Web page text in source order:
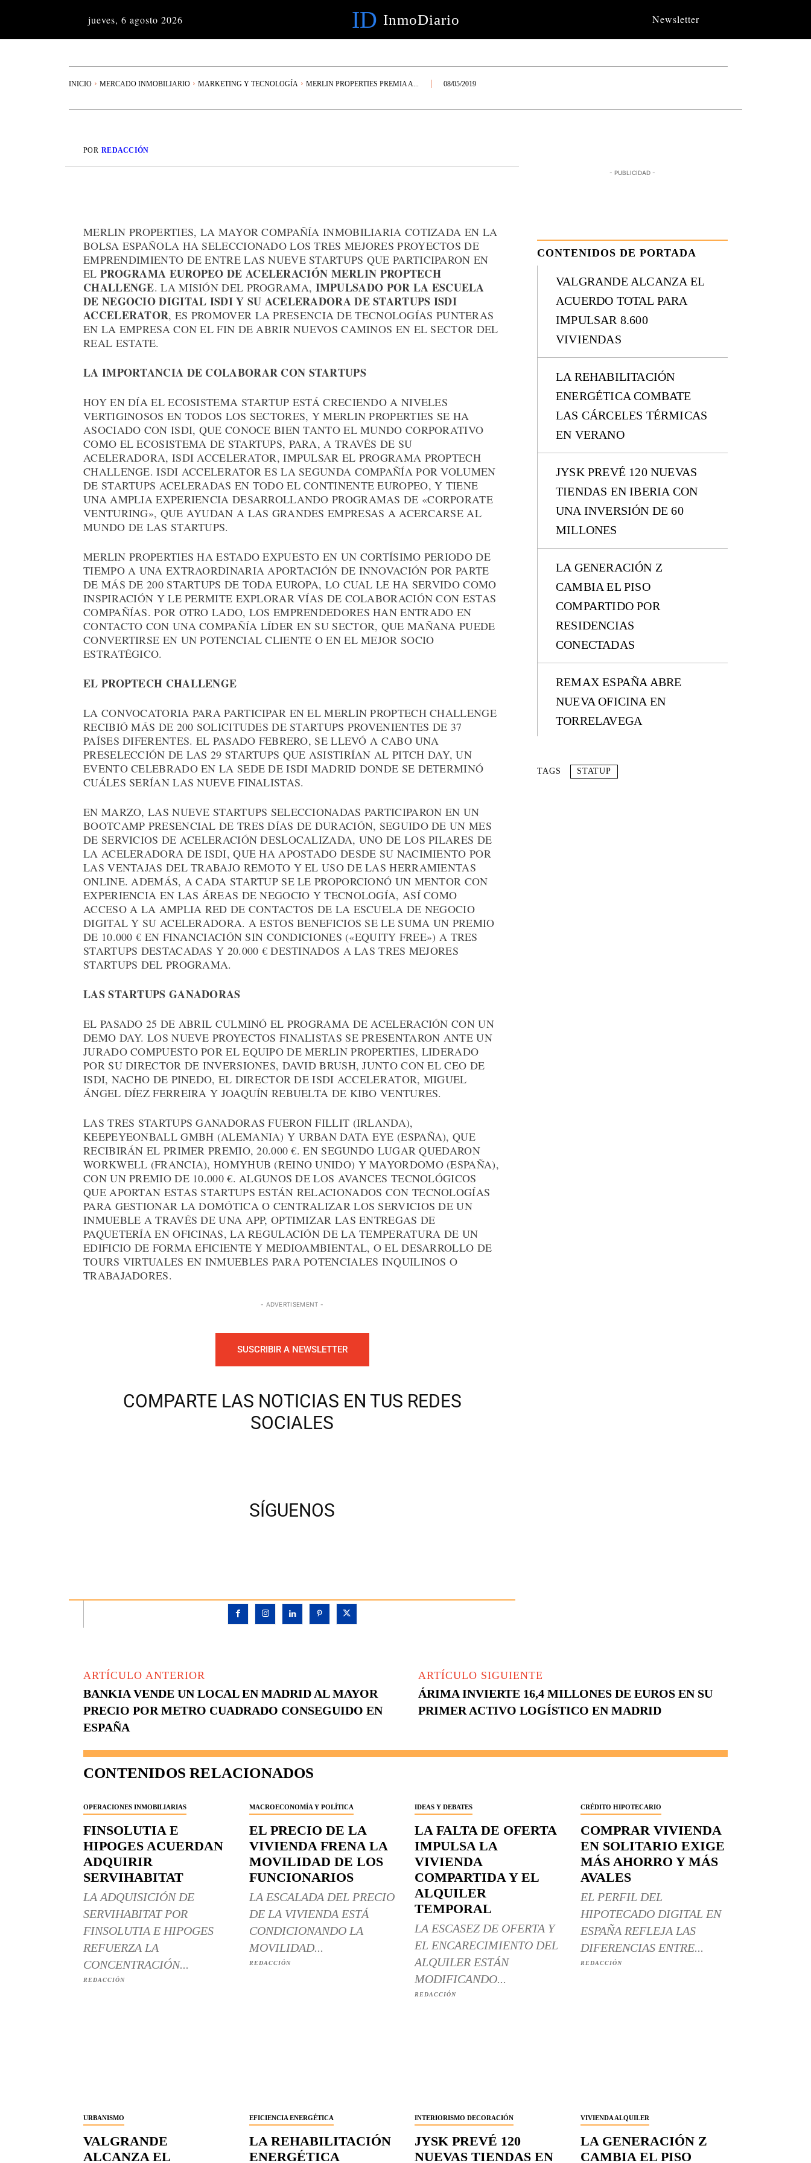
jueves, 6 agosto 2026 ID InmoDiario Newsletter
INICIO MERCADO INMOBILIARIO MARKETING Y TECNOLOGÍA MERLIN PROPERTIES PREMIA A... 08/05/2019
POR REDACCIÓN
MERLIN PROPERTIES, LA MAYOR COMPAÑÍA INMOBILIARIA COTIZADA EN LA
BOLSA ESPAÑOLA HA SELECCIONADO LOS TRES MEJORES PROYECTOS DE
EMPRENDIMIENTO DE ENTRE LAS NUEVE STARTUPS QUE PARTICIPARON EN
EL PROGRAMA EUROPEO DE ACELERACIÓN MERLIN PROPTECH
CHALLENGE. LA MISIÓN DEL PROGRAMA, IMPULSADO POR LA ESCUELA
DE NEGOCIO DIGITAL ISDI Y SU ACELERADORA DE STARTUPS ISDI
ACCELERATOR, ES PROMOVER LA PRESENCIA DE TECNOLOGÍAS PUNTERAS
EN LA EMPRESA CON EL FIN DE ABRIR NUEVOS CAMINOS EN EL SECTOR DEL
REAL ESTATE.
LA IMPORTANCIA DE COLABORAR CON STARTUPS
HOY EN DÍA EL ECOSISTEMA STARTUP ESTÁ CRECIENDO A NIVELES
VERTIGINOSOS EN TODOS LOS SECTORES, Y MERLIN PROPERTIES SE HA
ASOCIADO CON ISDI, QUE CONOCE BIEN TANTO EL MUNDO CORPORATIVO
COMO EL ECOSISTEMA DE STARTUPS, PARA, A TRAVÉS DE SU
ACELERADORA, ISDI ACCELERATOR, IMPULSAR EL PROGRAMA PROPTECH
CHALLENGE. ISDI ACCELERATOR ES LA SEGUNDA COMPAÑÍA POR VOLUMEN
DE STARTUPS ACELERADAS EN TODO EL CONTINENTE EUROPEO, Y TIENE
UNA AMPLIA EXPERIENCIA DESARROLLANDO PROGRAMAS DE «CORPORATE
VENTURING», QUE AYUDAN A LAS GRANDES EMPRESAS A ACERCARSE AL
MUNDO DE LAS STARTUPS.
MERLIN PROPERTIES HA ESTADO EXPUESTO EN UN CORTÍSIMO PERIODO DE
TIEMPO A UNA EXTRAORDINARIA APORTACIÓN DE INNOVACIÓN POR PARTE
DE MÁS DE 200 STARTUPS DE TODA EUROPA, LO CUAL LE HA SERVIDO COMO
INSPIRACIÓN Y LE PERMITE EXPLORAR VÍAS DE COLABORACIÓN CON ESTAS
COMPAÑÍAS. POR OTRO LADO, LOS EMPRENDEDORES HAN ENTRADO EN
CONTACTO CON UNA COMPAÑÍA LÍDER EN SU SECTOR, QUE MAÑANA PUEDE
CONVERTIRSE EN UN POTENCIAL CLIENTE O EN EL MEJOR SOCIO
ESTRATÉGICO.
EL PROPTECH CHALLENGE
LA CONVOCATORIA PARA PARTICIPAR EN EL MERLIN PROPTECH CHALLENGE
RECIBIÓ MÁS DE 200 SOLICITUDES DE STARTUPS PROVENIENTES DE 37
PAÍSES DIFERENTES. EL PASADO FEBRERO, SE LLEVÓ A CABO UNA
PRESELECCIÓN DE LAS 29 STARTUPS QUE ASISTIRÍAN AL PITCH DAY, UN
EVENTO CELEBRADO EN LA SEDE DE ISDI MADRID DONDE SE DETERMINÓ
CUÁLES SERÍAN LAS NUEVE FINALISTAS.
EN MARZO, LAS NUEVE STARTUPS SELECCIONADAS PARTICIPARON EN UN
BOOTCAMP PRESENCIAL DE TRES DÍAS DE DURACIÓN, SEGUIDO DE UN MES
DE SERVICIOS DE ACELERACIÓN DESLOCALIZADA, UNO DE LOS PILARES DE
LA ACELERADORA DE ISDI, QUE HA APOSTADO DESDE SU NACIMIENTO POR
LAS VENTAJAS DEL TRABAJO REMOTO Y EL USO DE LAS HERRAMIENTAS
ONLINE. ADEMÁS, A CADA STARTUP SE LE PROPORCIONÓ UN MENTOR CON
EXPERIENCIA EN LAS ÁREAS DE NEGOCIO Y TECNOLOGÍA, ASÍ COMO
ACCESO A LA AMPLIA RED DE CONTACTOS DE LA ESCUELA DE NEGOCIO
DIGITAL Y SU ACELERADORA. A ESTOS BENEFICIOS SE LE SUMA UN PREMIO
DE 10.000 € EN FINANCIACIÓN SIN CONDICIONES («EQUITY FREE») A TRES
STARTUPS DESTACADAS Y 20.000 € DESTINADOS A LAS TRES MEJORES
STARTUPS DEL PROGRAMA.
LAS STARTUPS GANADORAS
EL PASADO 25 DE ABRIL CULMINÓ EL PROGRAMA DE ACELERACIÓN CON UN
DEMO DAY. LOS NUEVE PROYECTOS FINALISTAS SE PRESENTARON ANTE UN
JURADO COMPUESTO POR EL EQUIPO DE MERLIN PROPERTIES, LIDERADO
POR SU DIRECTOR DE INVERSIONES, DAVID BRUSH, JUNTO CON EL CEO DE
ISDI, NACHO DE PINEDO, EL DIRECTOR DE ISDI ACCELERATOR, MIGUEL
ÁNGEL DÍEZ FERREIRA Y JOAQUÍN REBUELTA DE KIBO VENTURES.
LAS TRES STARTUPS GANADORAS FUERON FILLIT (IRLANDA),
KEEPEYEONBALL GMBH (ALEMANIA) Y URBAN DATA EYE (ESPAÑA), QUE
RECIBIRÁN EL PRIMER PREMIO, 20.000 €. EN SEGUNDO LUGAR QUEDARON
WORKWELL (FRANCIA), HOMYHUB (REINO UNIDO) Y MAYORDOMO (ESPAÑA),
CON UN PREMIO DE 10.000 €. ALGUNOS DE LOS AVANCES TECNOLÓGICOS
QUE APORTAN ESTAS STARTUPS ESTÁN RELACIONADOS CON TECNOLOGÍAS
PARA GESTIONAR LA DOMÓTICA O CENTRALIZAR LOS SERVICIOS DE UN
INMUEBLE A TRAVÉS DE UNA APP, OPTIMIZAR LAS ENTREGAS DE
PAQUETERÍA EN OFICINAS, LA REGULACIÓN DE LA TEMPERATURA DE UN
EDIFICIO DE FORMA EFICIENTE Y MEDIOAMBIENTAL, O EL DESARROLLO DE
TOURS VIRTUALES EN INMUEBLES PARA POTENCIALES INQUILINOS O
TRABAJADORES.
- ADVERTISEMENT -
SUSCRIBIR A NEWSLETTER
COMPARTE LAS NOTICIAS EN TUS REDES
SOCIALES
SÍGUENOS
- PUBLICIDAD -
CONTENIDOS DE PORTADA
VALGRANDE ALCANZA EL
ACUERDO TOTAL PARA
IMPULSAR 8.600
VIVIENDAS
LA REHABILITACIÓN
ENERGÉTICA COMBATE
LAS CÁRCELES TÉRMICAS
EN VERANO
JYSK PREVÉ 120 NUEVAS
TIENDAS EN IBERIA CON
UNA INVERSIÓN DE 60
MILLONES
LA GENERACIÓN Z
CAMBIA EL PISO
COMPARTIDO POR
RESIDENCIAS
CONECTADAS
REMAX ESPAÑA ABRE
NUEVA OFICINA EN
TORRELAVEGA
TAGS STATUP
ARTÍCULO ANTERIOR
BANKIA VENDE UN LOCAL EN MADRID AL MAYOR
PRECIO POR METRO CUADRADO CONSEGUIDO EN
ESPAÑA
ARTÍCULO SIGUIENTE
ÁRIMA INVIERTE 16,4 MILLONES DE EUROS EN SU
PRIMER ACTIVO LOGÍSTICO EN MADRID
CONTENIDOS RELACIONADOS
OPERACIONES INMOBILIARIAS
FINSOLUTIA E
HIPOGES ACUERDAN
ADQUIRIR
SERVIHABITAT
LA ADQUISICIÓN DE
SERVIHABITAT POR
FINSOLUTIA E HIPOGES
REFUERZA LA
CONCENTRACIÓN...
REDACCIÓN
MACROECONOMÍA Y POLÍTICA
EL PRECIO DE LA
VIVIENDA FRENA LA
MOVILIDAD DE LOS
FUNCIONARIOS
LA ESCALADA DEL PRECIO
DE LA VIVIENDA ESTÁ
CONDICIONANDO LA
MOVILIDAD...
REDACCIÓN
IDEAS Y DEBATES
LA FALTA DE OFERTA
IMPULSA LA
VIVIENDA
COMPARTIDA Y EL
ALQUILER
TEMPORAL
LA ESCASEZ DE OFERTA Y
EL ENCARECIMIENTO DEL
ALQUILER ESTÁN
MODIFICANDO...
REDACCIÓN
CRÉDITO HIPOTECARIO
COMPRAR VIVIENDA
EN SOLITARIO EXIGE
MÁS AHORRO Y MÁS
AVALES
EL PERFIL DEL
HIPOTECADO DIGITAL EN
ESPAÑA REFLEJA LAS
DIFERENCIAS ENTRE...
REDACCIÓN
URBANISMO
VALGRANDE
ALCANZA EL
EFICIENCIA ENERGÉTICA
LA REHABILITACIÓN
ENERGÉTICA
INTERIORISMO DECORACIÓN
JYSK PREVÉ 120
NUEVAS TIENDAS EN
VIVIENDA ALQUILER
LA GENERACIÓN Z
CAMBIA EL PISO